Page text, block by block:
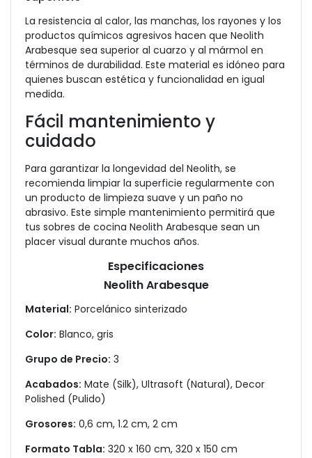
La resistencia al calor, las manchas, los rayones y los
productos químicos agresivos hacen que Neolith
Arabesque sea superior al cuarzo y al mármol en
términos de durabilidad. Este material es idóneo para
quienes buscan estética y funcionalidad en igual
medida.
Fácil mantenimiento y
cuidado
Para garantizar la longevidad del Neolith, se
recomienda limpiar la superficie regularmente con
un producto de limpieza suave y un paño no
abrasivo. Este simple mantenimiento permitirá que
tus sobres de cocina Neolith Arabesque sean un
placer visual durante muchos años.
Especificaciones
Neolith Arabesque
Material: Porcelánico sinterizado
Color: Blanco, gris
Grupo de Precio: 3
Acabados: Mate (Silk), Ultrasoft (Natural), Decor
Polished (Pulido)
Grosores: 0,6 cm, 1.2 cm, 2 cm
Formato Tabla: 320 x 160 cm, 320 x 150 cm